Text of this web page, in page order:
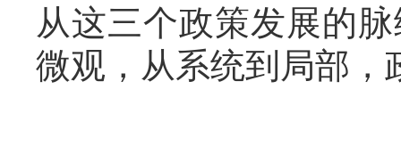
从这三个政策发展的
微观，从系统到局部，